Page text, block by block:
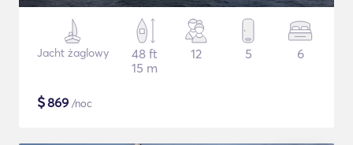
Jacht żaglowy
48 ft
15 m
12 5 6
$869 /noc